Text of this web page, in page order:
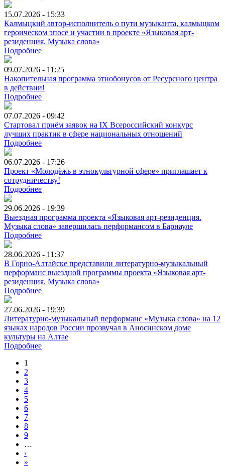
15.07.2026 - 15:33
Калмыцкий автор-исполнитель о пути музыканта, калмыцком
героическом эпосе и участии в проекте «Языковая арт-
резиденция. Музыка слова»
Подробнее
09.07.2026 - 11:25
Накопительная программа этнобонусов от Ресурсного центра
в действии!
Подробнее
07.07.2026 - 09:42
Стартовал приём заявок на IX Всероссийский конкурс
лучших практик в сфере национальных отношений
Подробнее
06.07.2026 - 17:26
Проект «Молодёжь в этнокультурной сфере» приглашает к
сотрудничеству!
Подробнее
29.06.2026 - 19:39
Выездная программа проекта «Языковая арт-резиденция.
Музыка слова» завершилась перформансом в Барнауле
Подробнее
28.06.2026 - 11:37
В Горно-Алтайске представили литературно-музыкальный
перформанс выездной программы проекта «Языковая арт-
резиденция. Музыка слова»
Подробнее
27.06.2026 - 19:39
Литературно-музыкальный перформанс «Музыка слова» на 12
языках народов России прозвучал в Аносинском доме
культуры на Алтае
Подробнее
1
2
3
4
5
6
7
8
9
…
›
»